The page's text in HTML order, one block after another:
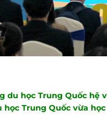
du học Trung Quốc hệ
học Trung Quốc vừa